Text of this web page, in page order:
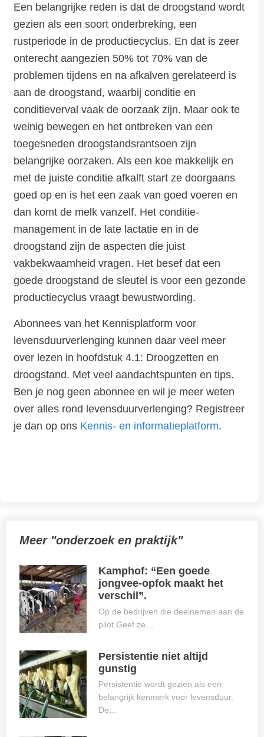
Een belangrijke reden is dat de droogstand wordt
gezien als een soort onderbreking, een
rustperiode in de productiecyclus. En dat is zeer
onterecht aangezien 50% tot 70% van de
problemen tijdens en na afkalven gerelateerd is
aan de droogstand, waarbij conditie en
conditieverval vaak de oorzaak zijn. Maar ook te
weinig bewegen en het ontbreken van een
toegesneden droogstandsrantsoen zijn
belangrijke oorzaken. Als een koe makkelijk en
met de juiste conditie afkalft start ze doorgaans
goed op en is het een zaak van goed voeren en
dan komt de melk vanzelf. Het conditie-
management in de late lactatie en in de
droogstand zijn de aspecten die juist
vakbekwaamheid vragen. Het besef dat een
goede droogstand de sleutel is voor een gezonde
productiecyclus vraagt ​​bewustwording.
Abonnees van het Kennisplatform voor
levensduurverlenging kunnen daar veel meer
over lezen in hoofdstuk 4.1: Droogzetten en
droogstand. Met veel aandachtspunten en tips.
Ben je nog geen abonnee en wil je meer weten
over alles rond levensduurverlenging? Registreer
je dan op ons Kennis- en informatieplatform.
Meer "onderzoek en praktijk"
Kamphof: “Een goede
jongvee-opfok maakt het
verschil”.
Op de bedrijven die deelnemen aan de
pilot Geef ze…
Persistentie niet altijd
gunstig
Persistentie wordt gezien als een
belangrijk kenmerk voor levensduur.
De…